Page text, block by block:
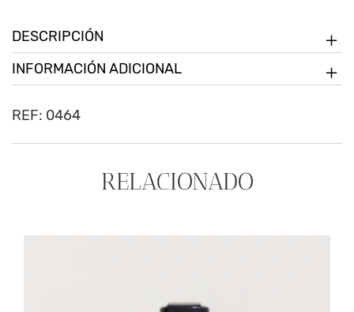
cantidad
DESCRIPCIÓN
INFORMACIÓN ADICIONAL
REF: 0464
RELACIONADO